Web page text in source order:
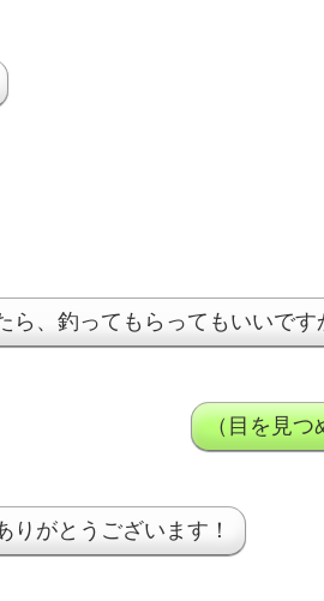
ら、釣ってもらってもいいです
（目を見つ
りがとうございます！